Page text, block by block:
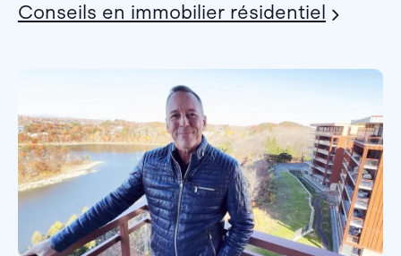
Conseils en immobilier résidentiel